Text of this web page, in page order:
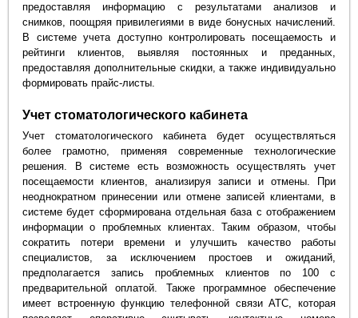
предоставляя информацию с результатами анализов и
снимков, поощряя привилегиями в виде бонусных начислений.
В системе учета доступно контролировать посещаемость и
рейтинги клиентов, выявляя постоянных и преданных,
предоставляя дополнительные скидки, а также индивидуально
формировать прайс-листы.
Учет стоматологического кабинета
Учет стоматологического кабинета будет осуществляться
более грамотно, применяя современные технологические
решения. В системе есть возможность осуществлять учет
посещаемости клиентов, анализируя записи и отмены. При
неоднократном принесении или отмене записей клиентами, в
системе будет сформирована отдельная база с отображением
информации о проблемных клиентах. Таким образом, чтобы
сократить потери времени и улучшить качество работы
специалистов, за исключением простоев и ожиданий,
предполагается запись проблемных клиентов по 100 с
предварительной оплатой. Также программное обеспечение
имеет встроенную функцию телефонной связи АТС, которая